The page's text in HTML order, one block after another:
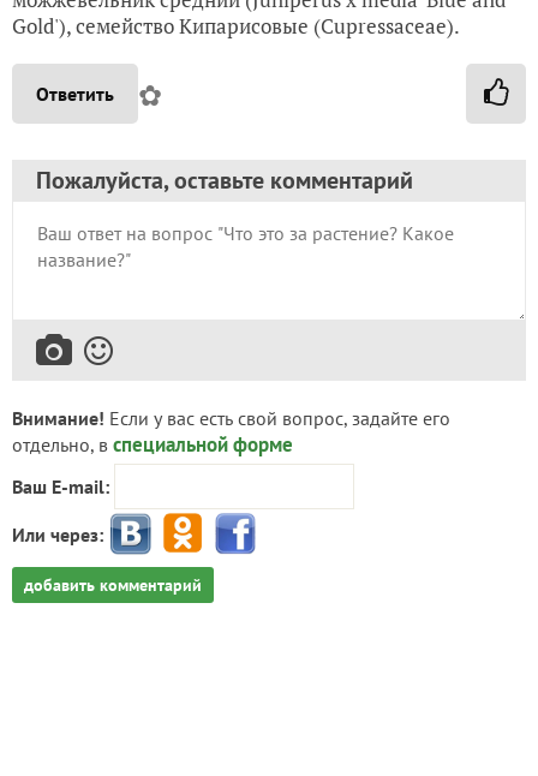
Gold'), семейство Кипарисовые (Cupressaceae).
Ответить ✿
Пожалуйста, оставьте комментарий
Внимание! Если у вас есть свой вопрос, задайте его
отдельно, в специальной форме
Ваш E-mail:
Или через:
добавить комментарий